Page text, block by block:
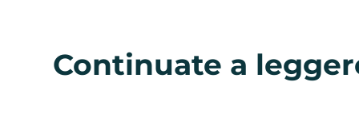
Continuate a